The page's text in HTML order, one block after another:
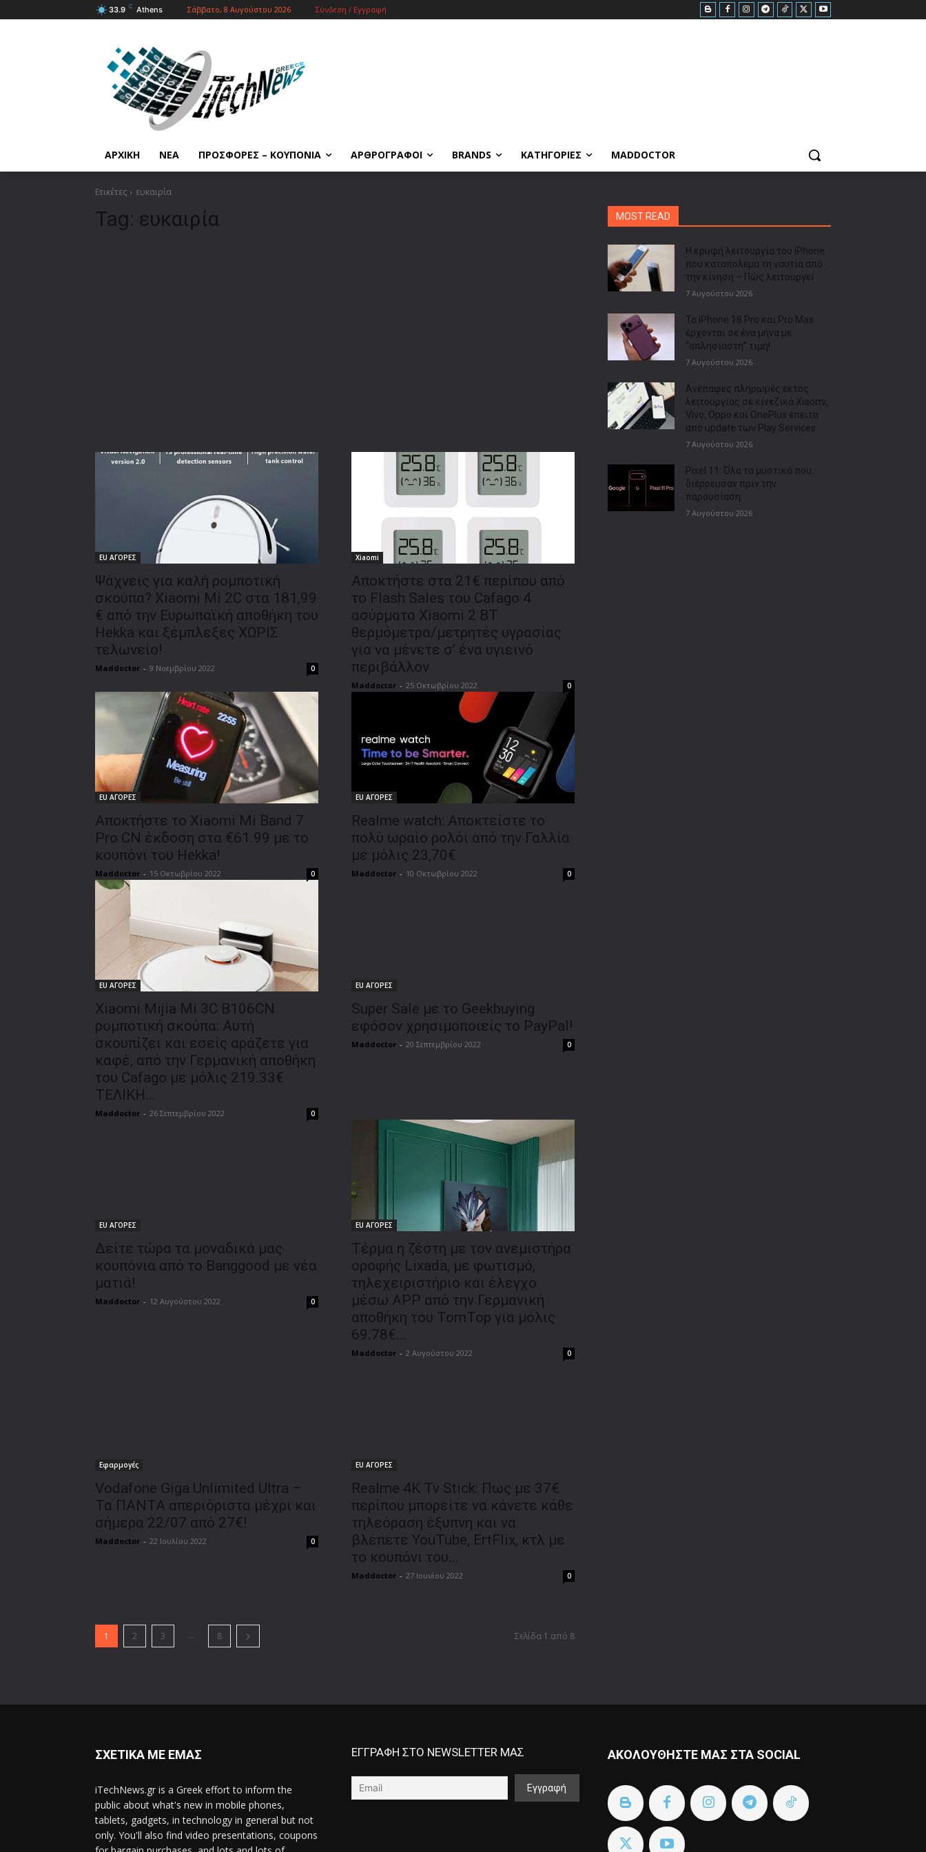
33.9 C Athens Σάββατο, 8 Αυγούστου 2026 Σύνδεση / Εγγραφή
ΑΡΧΙΚΗ ΝΕΑ ΠΡΟΣΦΟΡΕΣ – ΚΟΥΠΟΝΙΑ ΑΡΘΡΟΓΡΑΦΟΙ BRANDS ΚΑΤΗΓΟΡΙΕΣ MADDOCTOR
Ετικέτες ευκαιρία
Tag: ευκαιρία
EU ΑΓΟΡΕΣ
Ψάχνεις για καλή ρομποτική
σκούπα? Xiaomi Mi 2C στα 181,99
€ από την Ευρωπαϊκή αποθήκη του
Hekka και ξέμπλεξες ΧΩΡΙΣ
τελωνείο!
Maddoctor - 9 Νοεμβρίου 2022 0
Xiaomi
Αποκτήστε στα 21€ περίπου από
το Flash Sales του Cafago 4
ασύρματα Xiaomi 2 BT
θερμόμετρα/μετρητές υγρασίας
για να μένετε σ’ ένα υγιεινό
περιβάλλον
Maddoctor - 25 Οκτωβρίου 2022 0
EU ΑΓΟΡΕΣ
Αποκτήστε το Xiaomi Mi Band 7
Pro CN έκδοση στα €61.99 με το
κουπόνι του Hekka!
Maddoctor - 15 Οκτωβρίου 2022 0
EU ΑΓΟΡΕΣ
Realme watch: Αποκτείστε το
πολύ ωραίο ρολόι από την Γαλλία
με μόλις 23,70€
Maddoctor - 10 Οκτωβρίου 2022 0
EU ΑΓΟΡΕΣ
Xiaomi Mijia Mi 3C B106CN
ρομποτική σκούπα: Αυτή
σκουπίζει και εσείς αράζετε για
καφέ, από την Γερμανική αποθήκη
του Cafago με μόλις 219.33€
ΤΕΛΙΚΗ...
Maddoctor - 26 Σεπτεμβρίου 2022 0
EU ΑΓΟΡΕΣ
Super Sale με το Geekbuying
εφόσον χρησιμοποιείς το PayPal!
Maddoctor - 20 Σεπτεμβρίου 2022 0
EU ΑΓΟΡΕΣ
Δείτε τώρα τα μοναδικά μας
κουπόνια από το Banggood με νέα
ματιά!
Maddoctor - 12 Αυγούστου 2022 0
EU ΑΓΟΡΕΣ
Τέρμα η ζέστη με τον ανεμιστήρα
οροφής Lixada, με φωτισμό,
τηλεχειριστήριο και έλεγχο
μέσω APP από την Γερμανική
αποθήκη του TomTop για μόλις
69.78€...
Maddoctor - 2 Αυγούστου 2022 0
Εφαρμογές
Vodafone Giga Unlimited Ultra –
Τα ΠΑΝΤΑ απεριόριστα μέχρι και
σήμερα 22/07 από 27€!
Maddoctor - 22 Ιουλίου 2022 0
EU ΑΓΟΡΕΣ
Realme 4K Tv Stick: Πως με 37€
περίπου μπορείτε να κάνετε κάθε
τηλεόραση έξυπνη και να
βλέπετε YouTube, ErtFlix, κτλ με
το κουπόνι του...
Maddoctor - 27 Ιουνίου 2022 0
1 2 3 ... 8 Σελίδα 1 από 8
MOST READ
Η κρυφή λειτουργία του iPhone
που καταπολεμά τη ναυτία από
την κίνηση – Πώς λειτουργεί
7 Αυγούστου 2026
Τα iPhone 18 Pro και Pro Max
έρχονται σε ένα μήνα με
“απλησίαστη” τιμή!
7 Αυγούστου 2026
Ανέπαφες πληρωμές εκτός
λειτουργίας σε κινεζικά Xiaomi,
Vivo, Oppo και OnePlus έπειτα
από update των Play Services
7 Αυγούστου 2026
Pixel 11: Όλα τα μυστικά που
διέρρευσαν πριν την
παρουσίαση
7 Αυγούστου 2026
ΣΧΕΤΙΚΑ ΜΕ ΕΜΑΣ
iTechNews.gr is a Greek effort to inform the
public about what's new in mobile phones,
tablets, gadgets, in technology in general but not
only. You'll also find video presentations, coupons
ΕΓΓΡΑΦΗ ΣΤΟ NEWSLETTER ΜΑΣ ΑΚΟΛΟΥΘΗΣΤΕ ΜΑΣ ΣΤΑ SOCIAL